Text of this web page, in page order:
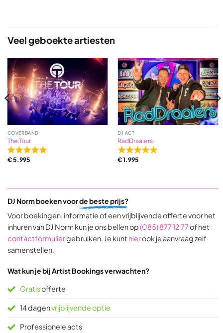
Veel geboekte artiesten
COVERBAND
The Tour
Rated
5,0
based
31
ratings
€5.995
DJ ACT
RadDraaiers
Rated
5,0
9
ratings
€1.995
DJ Norm boeken voorde beste prijs?
Voor boekingen, informatie of een vrijblijvende offerte voor het
inhuren van DJ Norm kun je ons bellen op(085) 877 12 77of het
contactformuliergebruiken. Je kunt hierook je aanvraag zelf
samenstellen.
Wat kun je bij Artist Bookings verwachten?
Gratisofferte
14 dagenvrijblijvende optie
Professionele acts